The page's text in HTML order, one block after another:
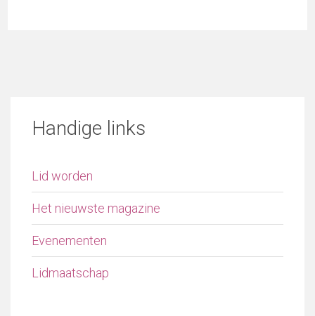
Handige links
Lid worden
Het nieuwste magazine
Evenementen
Lidmaatschap